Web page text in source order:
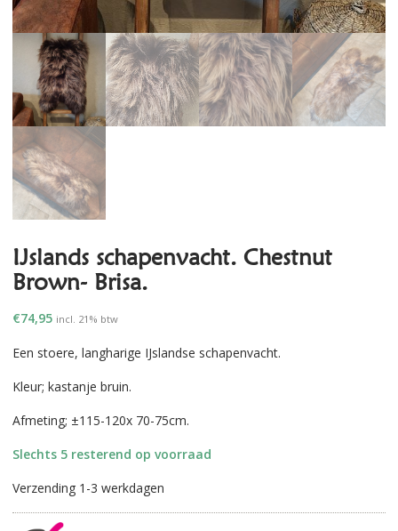
IJslands schapenvacht. Chestnut
Brown- Brisa.
€74,95 incl. 21% btw
Een stoere, langharige IJslandse schapenvacht.
Kleur; kastanje bruin.
Afmeting; ±115-120x 70-75cm.
Slechts 5 resterend op voorraad
Verzending 1-3 werkdagen